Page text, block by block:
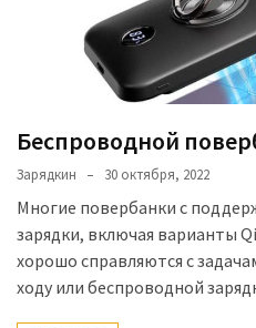
Беспроводной
Зарядкин 30 октября, 2022
Многие повербанки с
зарядки, включая варианты
хорошо справляются с
ходу или беспроводной